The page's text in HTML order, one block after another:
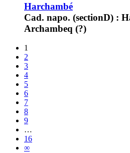
Harchambé
Cad. napo. (sectionD) :
Archambeq (?)
1
2
3
4
5
6
7
8
9
…
16
∞